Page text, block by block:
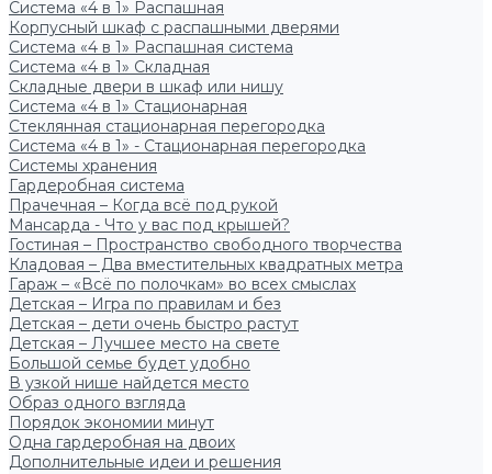
Система «4 в 1» Распашная
Корпусный шкаф с распашными дверями
Система «4 в 1» Распашная система
Система «4 в 1» Складная
Складные двери в шкаф или нишу
Система «4 в 1» Стационарная
Стеклянная стационарная перегородка
Система «4 в 1» - Стационарная перегородка
Системы хранения
Гардеробная система
Прачечная – Когда всё под рукой
Мансарда - Что у вас под крышей?
Гостиная – Пространство свободного творчества
Кладовая – Два вместительных квадратных метра
Гараж – «Всё по полочкам» во всех смыслах
Детская – Игра по правилам и без
Детская – дети очень быстро растут
Детская – Лучшее место на свете
Большой семье будет удобно
В узкой нише найдется место
Образ одного взгляда
Порядок экономии минут
Одна гардеробная на двоих
Дополнительные идеи и решения